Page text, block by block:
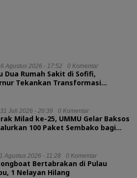
Agustus 2026 - 17:52 0 Komentar
Dua Rumah Sakit di Sofifi,
Tekankan Transformasi
Juli 2026 - 20:39 0 Komentar
Milad ke-25, UMMU Gelar Baksos
100 Paket Sembako bagi
Agustus 2026 - 11:28 0 Komentar
Bertabrakan di Pulau
1 Nelayan Hilang